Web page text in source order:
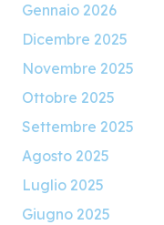
Gennaio 2026
Dicembre 2025
Novembre 2025
Ottobre 2025
Settembre 2025
Agosto 2025
Luglio 2025
Giugno 2025